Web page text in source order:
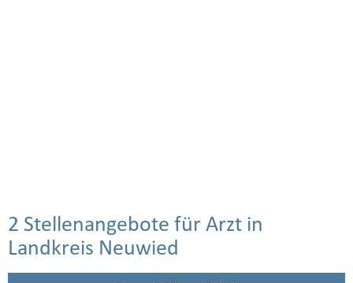
2 Stellenangebote für Arzt in
Landkreis Neuwied